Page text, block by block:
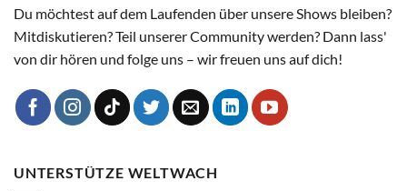
Du möchtest auf dem Laufenden über unsere Shows bleiben?
Mitdiskutieren? Teil unserer Community werden? Dann lass'
von dir hören und folge uns – wir freuen uns auf dich!
UNTERSTÜTZE WELTWACH